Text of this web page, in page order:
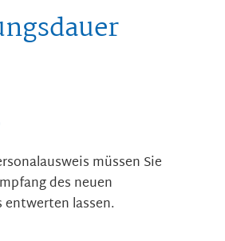
müssen Sie
des neuen
entwerten lassen.